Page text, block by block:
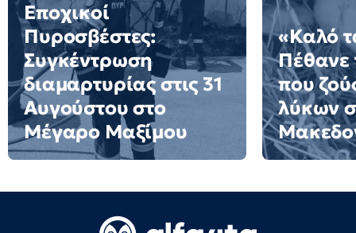
Εποχικοί
Πυροσβέστες:
Συγκέντρωση
διαμαρτυρίας στις 31
Αυγούστου στο
Μέγαρο Μαξίμου
«Καλό
Πέθανε
που
λύκων